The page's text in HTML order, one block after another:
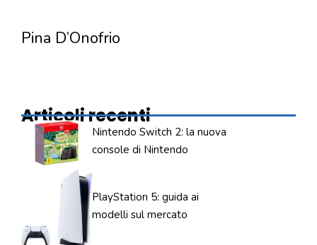
Pina D’Onofrio
Articoli recenti
Nintendo Switch 2: la nuova
console di Nintendo
PlayStation 5: guida ai
modelli sul mercato